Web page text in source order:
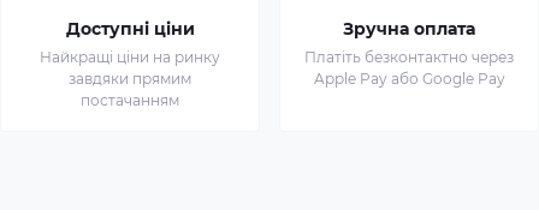
Доступні ціни
Найкращі ціни на ринку
завдяки прямим
постачанням
Зручна оплата
Платіть безконтактно через
Apple Pay або Google Pay